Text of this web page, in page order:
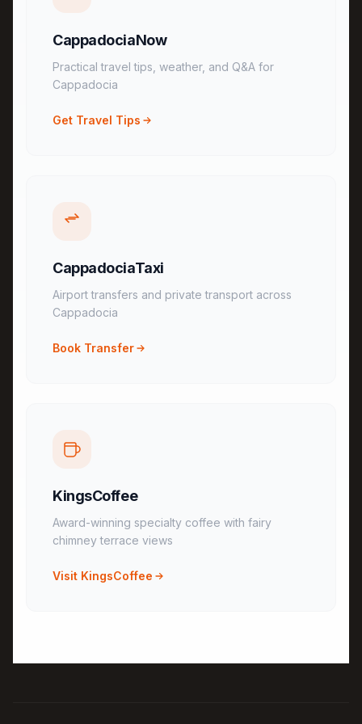
CappadociaNow
Practical travel tips, weather, and Q&A for
Cappadocia
Get Travel Tips
CappadociaTaxi
Airport transfers and private transport across
Cappadocia
Book Transfer
KingsCoffee
Award-winning specialty coffee with fairy
chimney terrace views
Visit KingsCoffee